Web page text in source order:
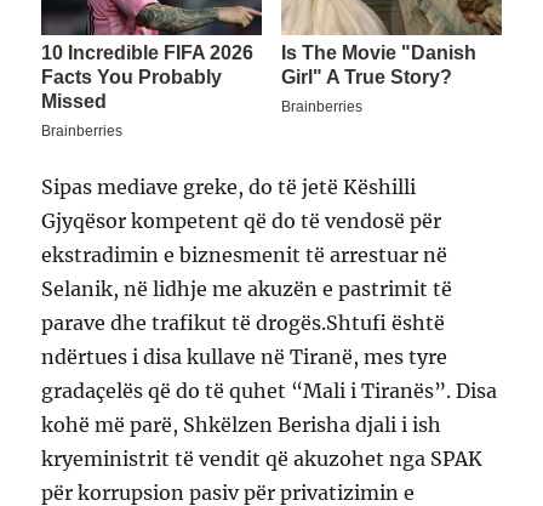
Sipas mediave greke, do të jetë Këshilli
Gjyqësor kompetent që do të vendosë për
ekstradimin e biznesmenit të arrestuar në
Selanik, në lidhje me akuzën e pastrimit të
parave dhe trafikut të drogës.Shtufi është
ndërtues i disa kullave në Tiranë, mes tyre
gradaçelës që do të quhet “Mali i Tiranës”. Disa
kohë më parë, Shkëlzen Berisha djali i ish
kryeministrit të vendit që akuzohet nga SPAK
për korrupsion pasiv për privatizimin e